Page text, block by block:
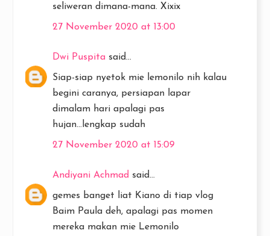
seliweran dimana-mana. Xixix
27 November 2020 at 13:00
Dwi Puspita said...
Siap-siap nyetok mie lemonilo nih kalau
begini caranya, persiapan lapar
dimalam hari apalagi pas
hujan...lengkap sudah
27 November 2020 at 15:09
Andiyani Achmad said...
gemes banget liat Kiano di tiap vlog
Baim Paula deh, apalagi pas momen
mereka makan mie Lemonilo